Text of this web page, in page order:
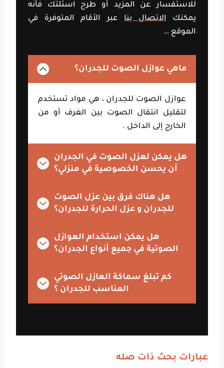
للاستفسار عن المزيد أو طرح اسئلتك فأنه
يمكنكالاتصال بنا عبر الأقام المتوفرة في
الموقع …
ماهي عوازل الصوت للجدران؟
عوازل الصوت للجدران ، هي مواد تستخدم
لتقليل انتقال الصوت بين الغرف أو من
الخارج إلى الداخل .
هل يمكن لعزل الصوت في الجدران
أن يحسن الخصوصية في منزلي؟
هل هناك فرق بين عزل الصوت
للجدران و عزل الحرارة للجدران؟
هل يمكن استخدام العوازل
الصوتية في جميع أنواع الجدران؟
كم تبلغ سماكة العازل الصوتي
المناسب للجدران ؟
عبارات بحث ذات صله